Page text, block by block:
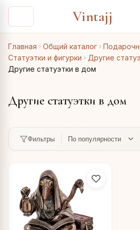
Vintajj
Главная Общий каталог
Статуэтки и фигурки
Другие
Другие статуэтки в дом
Другие статуэтки в дом
Фильтры